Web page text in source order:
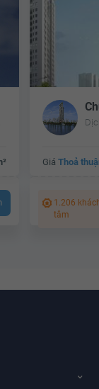
Giá Thoả
1.206
tâm